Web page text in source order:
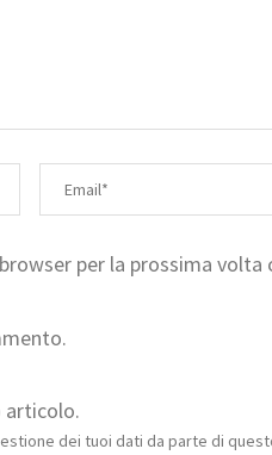
per la prossima volta
articolo.
dei tuoi dati da parte di